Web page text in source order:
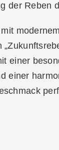
der Reben
einer
einer